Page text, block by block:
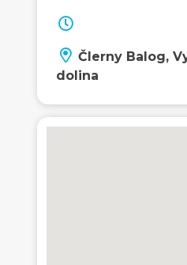
ČIerny Balog,
dolina